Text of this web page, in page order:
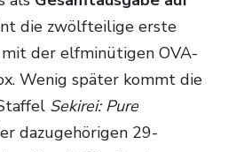
die zwölfteilige erste
der elfminütigen OVA-
Wenig später kommt die
Sekirei: Pure
dazugehörigen 29-